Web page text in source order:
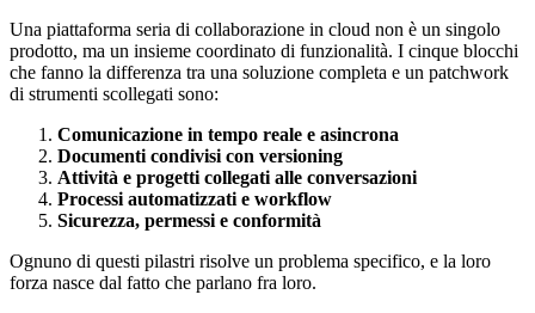
Una piattaforma seria di collaborazione in cloud non è un singolo
prodotto, ma un insieme coordinato di funzionalità. I cinque blocchi
che fanno la differenza tra una soluzione completa e un patchwork
di strumenti scollegati sono:
Comunicazione in tempo reale e asincrona
Documenti condivisi con versioning
Attività e progetti collegati alle conversazioni
Processi automatizzati e workflow
Sicurezza, permessi e conformità
Ognuno di questi pilastri risolve un problema specifico, e la loro
forza nasce dal fatto che parlano fra loro.